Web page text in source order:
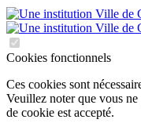
Cookies fonctionnels
Ces cookies sont
Veuillez noter que vous
de cookie est accepté.